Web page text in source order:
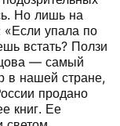
Но лишь на
«Если упала по
встать? Ползи
— самый
в нашей стране,
продано
книг. Ее